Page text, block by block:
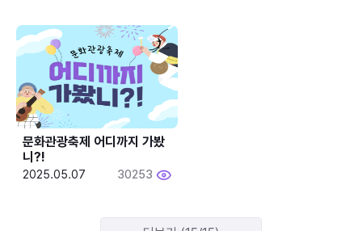
문화관광축제 어디까지 가봤
니?!
2025.05.07 30253